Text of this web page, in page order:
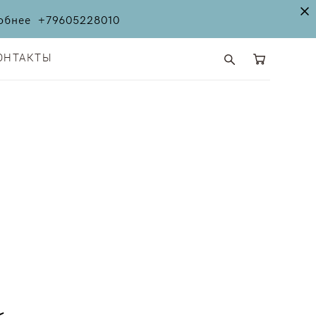
+79605228010